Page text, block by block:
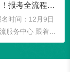
2026护士资格报名通道已开启！报考全流程来啦！
时间：12月9日
服务中心 跟着老
1、登录国家卫生